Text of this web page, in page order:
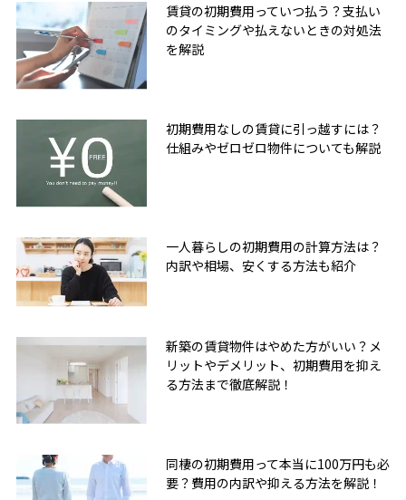
賃貸の初期費用っていつ払う？支払い
のタイミングや払えないときの対処法
を解説
初期費用なしの賃貸に引っ越すには？
仕組みやゼロゼロ物件についても解説
一人暮らしの初期費用の計算方法は？
内訳や相場、安くする方法も紹介
新築の賃貸物件はやめた方がいい？メ
リットやデメリット、初期費用を抑え
る方法まで徹底解説！
同棲の初期費用って本当に100万円も必
要？費用の内訳や抑える方法を解説！